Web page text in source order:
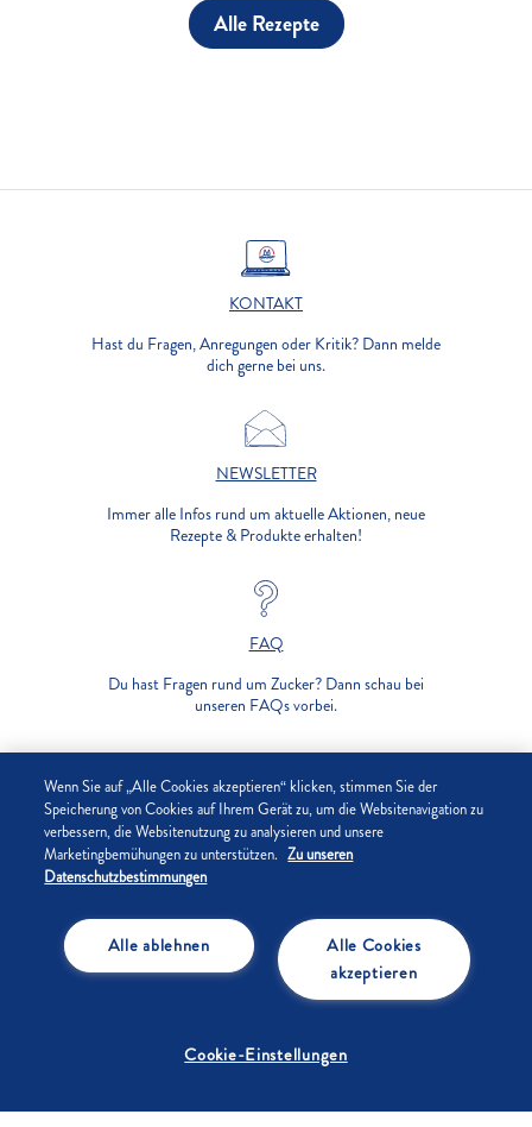
Alle Rezepte
KONTAKT
Hast du Fragen, Anregungen oder Kritik? Dann melde
dich gerne bei uns.
NEWSLETTER
Immer alle Infos rund um aktuelle Aktionen, neue
Rezepte & Produkte erhalten!
FAQ
Du hast Fragen rund um Zucker? Dann schau bei
unseren FAQs vorbei.
UNTERNEHMEN
DATENSCHUTZ
COOKIE-EINSTELLUNGEN
Wenn Sie auf „Alle Cookies akzeptieren“ klicken, stimmen Sie der
Speicherung von Cookies auf Ihrem Gerät zu, um die Websitenavigation zu
verbessern, die Websitenutzung zu analysieren und unsere
Marketingbemühungen zu unterstützen. Zu unseren
Datenschutzbestimmungen
Alle Cookies
akzeptieren
Alle ablehnen
Cookie-Einstellungen